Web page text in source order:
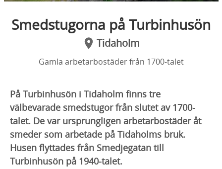
Smedstugorna på Turbinhusön
Tidaholm
Gamla arbetarbostäder från 1700-talet
På Turbinhusön i Tidaholm finns tre
välbevarade smedstugor från slutet av 1700-
talet. De var ursprungligen arbetarbostäder åt
smeder som arbetade på Tidaholms bruk.
Husen flyttades från Smedjegatan till
Turbinhusön på 1940-talet.